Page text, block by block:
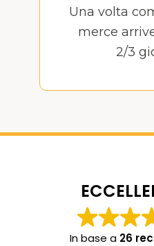
Una volta
merce
2/3
In base a 26